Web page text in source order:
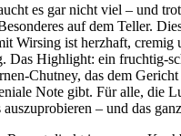
es gar nicht viel – und
auf dem Teller.
Wirsing ist herzhaft, cremig
Das Highlight: ein fruchtig-
Chutney, das dem Gericht
Note gibt. Für alle, die
auszuprobieren – und das